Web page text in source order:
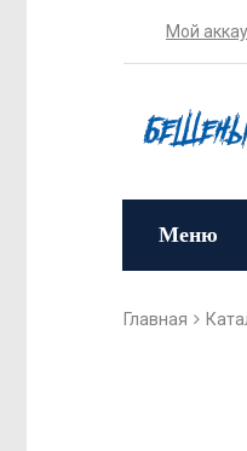
Мой
Меню
Главная